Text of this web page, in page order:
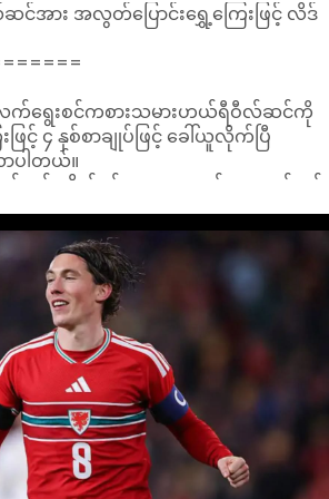
အား အလွတ်ပြောင်းရွှေ့ကြေးဖြင့် လိဒ်
ရွေးစင်ကစားသမားဟယ်ရီဝီလ်ဆင်ကို
ြင့် ၄ နှစ်စာချုပ်ဖြင့် ခေါ်ယူလိုက်ပြီ
ာပါတယ်။
တန်းတိုက်စစ်သမားဟာ ဇွန်လအကုန်တွင်
မ်းကုန်ဆုံးပြီးနောက် ထွက်ခွာလာခဲ့သူ
န်းက လီဗာပူးမှ ဖူလ်ဟမ်သို့ ပေါင် ၁၂
ဖြစ်ပြီး ပြီးခဲ့တဲ့ရာသီတုန်းက ၃၆ ပွဲကစား
နိုင်ခဲ့ကာ အကောင်းဆုံးရာသီတစ်ခု ပိုင်ဆိုင်
းထားတဲ့ ဝီလ်ဆင်ဟာ ယခုနွေရာသီတွင်
ဖြည့်ခြင်းခံလာသူလည်း ဖြစ်ပါတယ်။
ယ်တန်းကစားသမားရှီယာချားလ်၊ ဒေါ့
မန်အလယ်တန်းကစားသမားဂျူလီယန်ဘရ
းပမ်းနေပါတယ်။ S